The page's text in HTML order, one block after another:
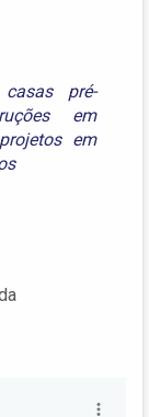
casas pré-
em
projetos em